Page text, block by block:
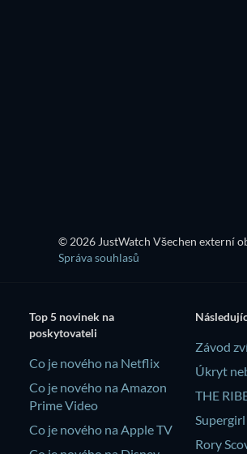
© 2026 JustWatch Všechen externí
Správa souhlasů
Top 5 novinek na
poskytovateli
Co je nového na Netflix
Co je nového na Amazon
Prime Video
Co je nového na Apple TV
Závod
Úkryt
THE
Supergirl
Rory